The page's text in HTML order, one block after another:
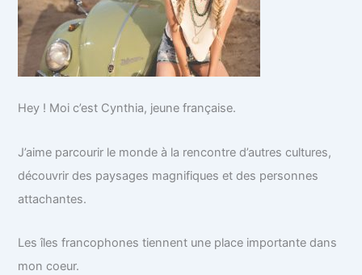
Hey ! Moi c’est Cynthia, jeune française.
J’aime parcourir le monde à la rencontre d’autres cultures,
découvrir des paysages magnifiques et des personnes
attachantes.
Les îles francophones tiennent une place importante dans
mon coeur.